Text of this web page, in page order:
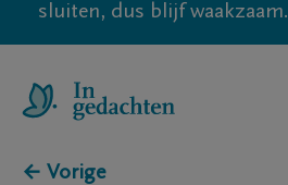
sluiten, dus blijf waakzaam.
← Vorige